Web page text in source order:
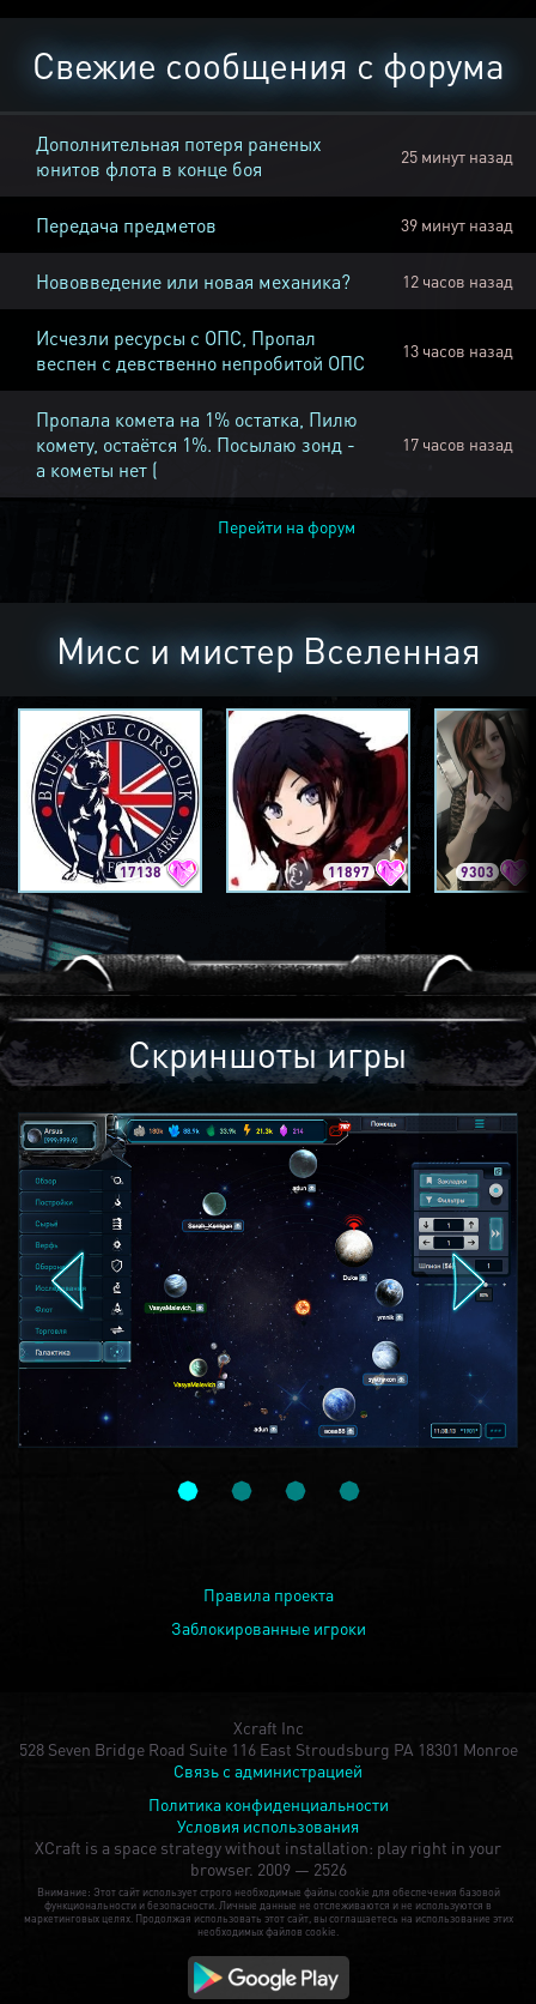
Свежие сообщения с форума
Дополнительная потеря раненых
юнитов флота в конце боя
25 минут назад
Передача предметов 39 минут назад
Нововведение или новая механика? 12 часов назад
Исчезли ресурсы с ОПС, Пропал
веспен с девственно непробитой ОПС
13 часов назад
Пропала комета на 1% остатка, Пилю
комету, остаётся 1%. Посылаю зонд -
а кометы нет (
17 часов назад
Перейти на форум
Мисс и мистер Вселенная
17138 11897 9303
Скриншоты игры
Правила проекта
Заблокированные игроки
Xcraft Inc
528 Seven Bridge Road Suite 116 East Stroudsburg PA 18301 Monroe
Связь с администрацией
Политика конфиденциальности
Условия использования
XCraft is a space strategy without installation: play right in your
browser. 2009 — 2526
Внимание: Этот сайт использует строго необходимые файлы cookie для обеспечения базовой
функциональности и безопасности. Личные данные не отслеживаются и не используются в
маркетинговых целях. Продолжая использовать этот сайт, вы соглашаетесь на использование этих
необходимых файлов cookie.